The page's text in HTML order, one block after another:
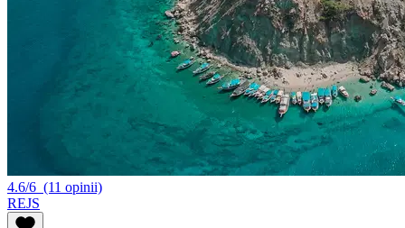
4.6/6 (11 opinii)
REJS